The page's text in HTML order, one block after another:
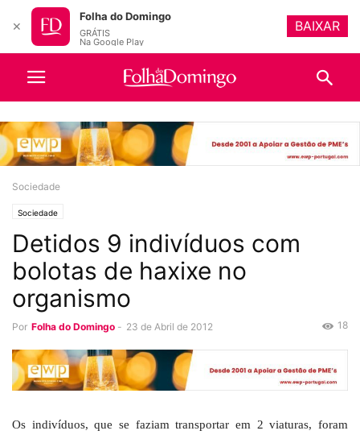
Sociedade
Sociedade
Detidos 9 indivíduos com
bolotas de haxixe no
organismo
Por Folha do Domingo - 23 de Abril de 2012 18
Os indivíduos, que se faziam transportar em 2 viaturas, foram
✕
Folha do Domingo
GRÁTIS
Na Google Play
BAIXAR